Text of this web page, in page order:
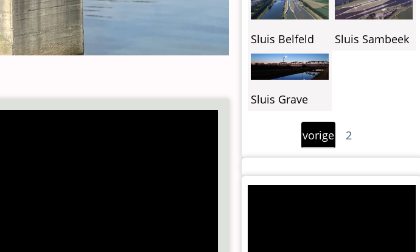
Sluis Belfeld Sluis Sambeek
Sluis Grave
PagineringVorige
pagina
vorige 2